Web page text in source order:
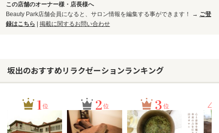
この店舗のオーナー様・店長様へ
Beauty Park店舗会員になると、サロン情報を編集する事ができます！ → ご登
録はこちら | 掲載に関するお問い合わせ
坂出のおすすめリラクゼーションランキング
1位 2 位 3 位 4